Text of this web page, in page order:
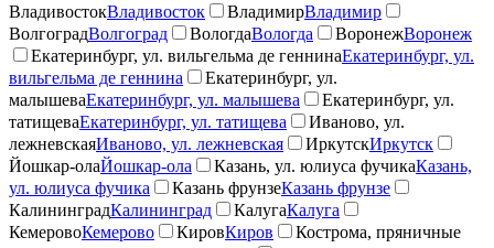
ВладивостокВладивосток ВладимирВладимир
ВолгоградВолгоград ВологдаВологда ВоронежВоронеж
Екатеринбург, ул. вильгельма де геннинаЕкатеринбург, ул.
вильгельма де геннина
Екатеринбург, ул.
малышеваЕкатеринбург, ул. малышева
Екатеринбург, ул.
татищеваЕкатеринбург, ул. татищева
Иваново, ул.
лежневскаяИваново, ул. лежневская ИркутскИркутск
Йошкар-олаЙошкар-ола Казань, ул. юлиуса фучикаКазань,
ул. юлиуса фучика
Казань фрунзеКазань фрунзе
КалининградКалининград КалугаКалуга
КемеровоКемерово КировКиров
Кострома, пряничные